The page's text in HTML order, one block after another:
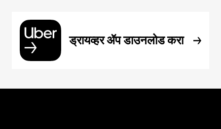
ड्रायव्हर ॲप डाउनलोड करा